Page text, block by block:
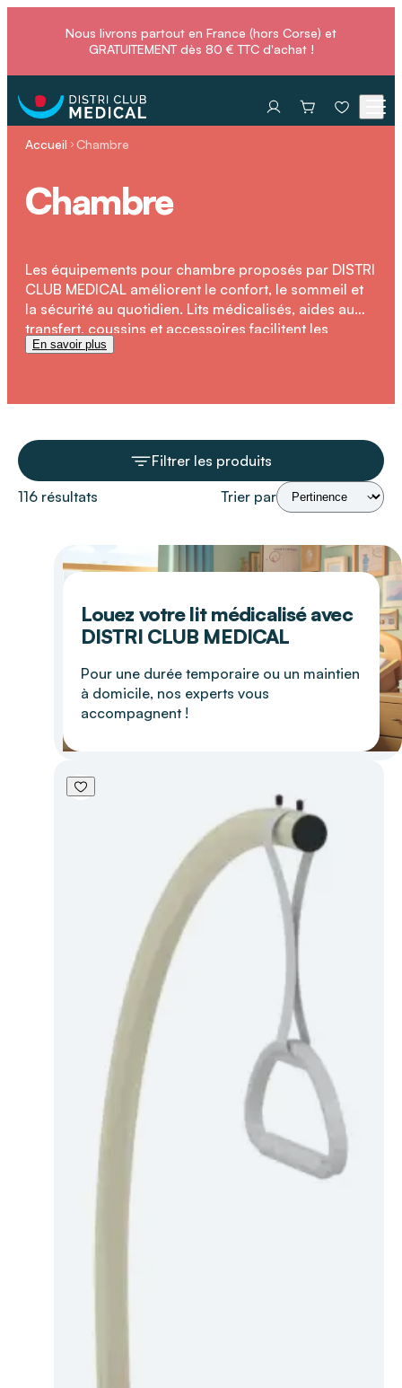
Nous livrons partout en France (hors Corse) et
GRATUITEMENT dès 80 € TTC d'achat !
Accueil Chambre
Chambre
Les équipements pour chambre proposés par DISTRI
CLUB MEDICAL améliorent le confort, le sommeil et
la sécurité au quotidien. Lits médicalisés, aides au
transfert, coussins et accessoires facilitent les
gestes, préviennent les escarres et favorisent une
En savoir plus
Filtrer les produits
116 résultats Trier par
Louez votre lit médicalisé avec
DISTRI CLUB MEDICAL
Pour une durée temporaire ou un maintien
à domicile, nos experts vous
accompagnent !